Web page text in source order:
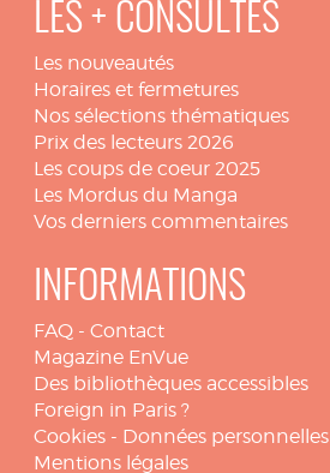
LES + CONSULTÉS
Les nouveautés
Horaires et fermetures
Nos sélections thématiques
Prix des lecteurs 2026
Les coups de coeur 2025
Les Mordus du Manga
Vos derniers commentaires
INFORMATIONS
FAQ - Contact
Magazine EnVue
Des bibliothèques accessibles
Foreign in Paris ?
Cookies - Données personnelles
Mentions légales